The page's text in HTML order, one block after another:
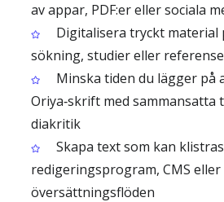
av appar, PDF:er eller sociala
Digitalisera tryckt material
sökning, studier eller
Minska tiden du lägger på
Oriya‑skrift med sammansatta
diakritik
Skapa text som kan
redigeringsprogram, CMS eller
översättningsflöden